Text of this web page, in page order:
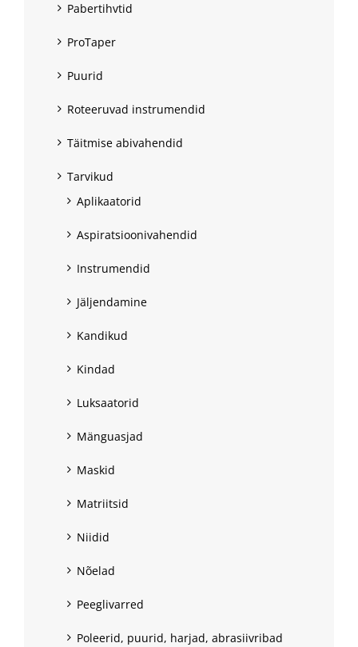
Pabertihvtid
ProTaper
Puurid
Roteeruvad instrumendid
Täitmise abivahendid
Tarvikud
Aplikaatorid
Aspiratsioonivahendid
Instrumendid
Jäljendamine
Kandikud
Kindad
Luksaatorid
Mänguasjad
Maskid
Matriitsid
Niidid
Nõelad
Peeglivarred
Poleerid, puurid, harjad, abrasiivribad